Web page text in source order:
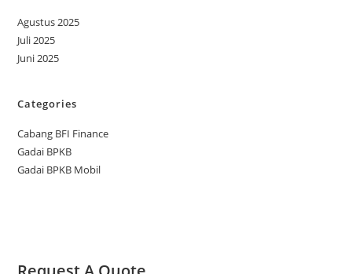
Agustus 2025
Juli 2025
Juni 2025
Categories
Cabang BFI Finance
Gadai BPKB
Gadai BPKB Mobil